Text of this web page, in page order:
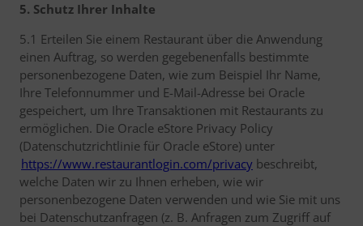
5. Schutz Ihrer Inhalte
5.1 Erteilen Sie einem Restaurant über die Anwendung
einen Auftrag, so werden gegebenenfalls bestimmte
personenbezogene Daten, wie zum Beispiel Ihr Name,
Ihre Telefonnummer und E-Mail-Adresse bei Oracle
gespeichert, um Ihre Transaktionen mit Restaurants zu
ermöglichen. Die Oracle eStore Privacy Policy
(Datenschutzrichtlinie für Oracle eStore) unter
https://www.restaurantlogin.com/privacy beschreibt,
welche Daten wir zu Ihnen erheben, wie wir
personenbezogene Daten verwenden und wie Sie mit uns
bei Datenschutzanfragen (z. B. Anfragen zum Zugriff auf